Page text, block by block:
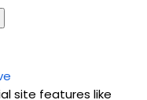
site features like